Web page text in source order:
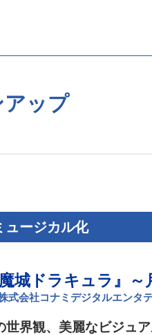
アップ
ュージカル化
魔城ドラキュラ』～
式会社コナミデジタルエンタ
世界観、美麗なビジュ